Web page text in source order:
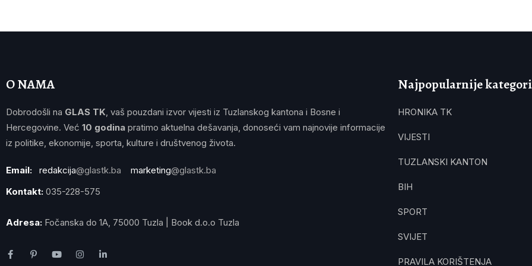
O NAMA
Dobrodošli na GLAS TK, vaš pouzdani izvor vijesti iz Tuzlanskog kantona i Bosne i
Hercegovine. Već 10 godina pratimo aktuelna dešavanja, donoseći vam najnovije informacije
iz politike, ekonomije, sporta, kulture i društvenog života.
Email: redakcija@glastk.ba marketing@glastk.ba
Kontakt: 035-228-575
Adresa: Fočanska do 1A, 75000 Tuzla | Book d.o.o Tuzla
Najpopularnije
HRONIKA TK
VIJESTI
TUZLANSKI KANTON
BIH
SPORT
SVIJET
PRAVILA KORIŠTENJA